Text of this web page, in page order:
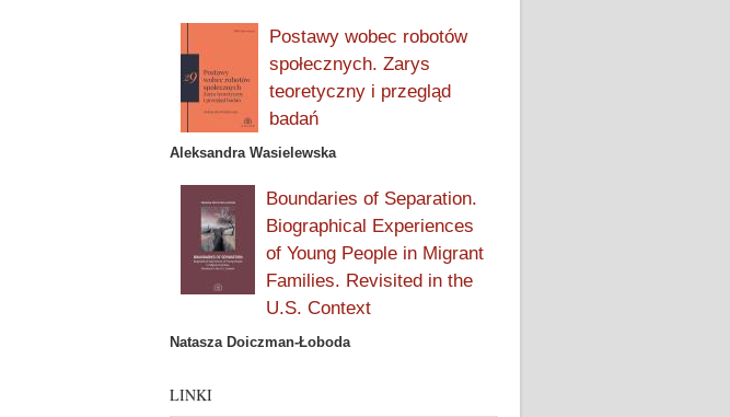
Postawy wobec robotów
społecznych. Zarys
teoretyczny i przegląd
badań
Aleksandra Wasielewska
Boundaries of Separation.
Biographical Experiences
of Young People in Migrant
Families. Revisited in the
U.S. Context
Natasza Doiczman-Łoboda
LINKI